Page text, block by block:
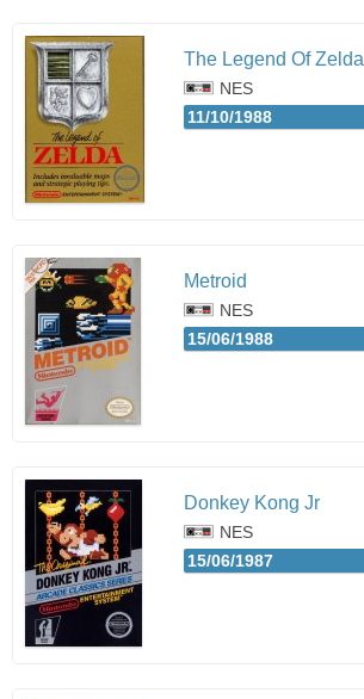
The Legend Of Zelda
NES
11/10/1988
Metroid
NES
15/06/1988
Donkey Kong Jr
NES
15/06/1987